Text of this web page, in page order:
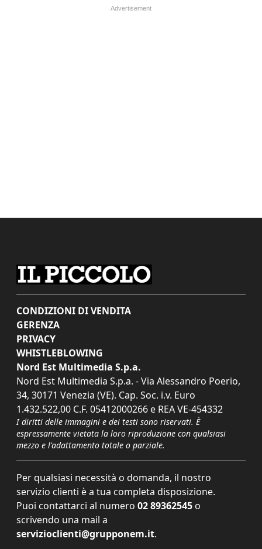
CONDIZIONI DI VENDITA
GERENZA
PRIVACY
WHISTLEBLOWING
Nord Est Multimedia S.p.a.
Nord Est Multimedia S.p.a. - Via Alessandro Poerio,
34, 30171 Venezia (VE). Cap. Soc. i.v. Euro
1.432.522,00 C.F. 05412000266 e REA VE-454332
I diritti delle immagini e dei testi sono riservati. È
espressamente vietata la loro riproduzione con qualsiasi
mezzo e l'adattamento totale o parziale.
Per qualsiasi necessità o domanda, il nostro
servizio clienti è a tua completa disposizione.
Puoi contattarci al numero 02 89362545 o
scrivendo una mail a
servizioclienti@grupponem.it.